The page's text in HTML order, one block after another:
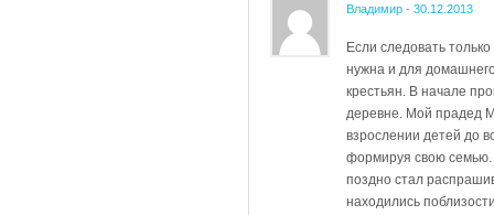
Владимир - 30.12.2013
Если следовать
нужна и для
крестьян. В начале
деревне. Мой прадед
взрослении детей до
формируя свою семью.
поздно стал
находились